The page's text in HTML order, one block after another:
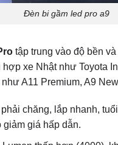
Đèn bi gầm led pro a9
tập trung vào độ bền
hợp xe Nhật như Toyota
A11 Premium, A9
chăng, lắp nhanh,
giá hấp dẫn.